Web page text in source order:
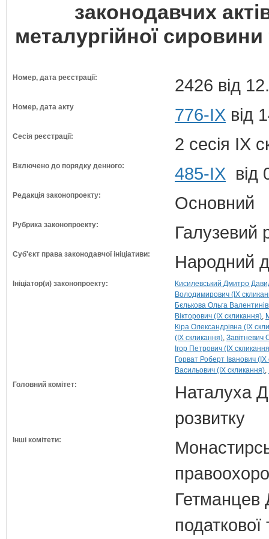
законодавчих
металургійної
Номер, дата реєстрації: 2426 від
Номер, дата акту 776-IX від
Сесія реєстрації: 2 сесія IX
Включено до порядку денного: 485-ІХ від
Редакція законопроекту: Основний
Рубрика законопроекту: Галузевий
Суб'єкт права законодавчої ініціативи: Народний
Ініціатор(и) законопроекту:
Кисилевський Дмитро
Володимирович (IX
Бєлькова Ольга
Вікторович (IX скликання)
Кіра Олександрівна (IX
(IX скликання) Завітневич
Ігор Петрович (IX
Горват Роберт Іванович
Васильович (IX скликання)
Головний комітет:
Наталуха
розвитку
Інші комітети:
Гетманцев
податкової